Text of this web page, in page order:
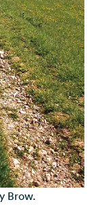
Brow.